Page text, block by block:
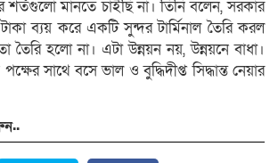
শর্তগুলো মানতে চাইছি না। তিনি বলেন, সরকার
ব্যয় করে একটি সুন্দর টার্মিনাল তৈরি করল
হলো না। এটা উন্নয়ন নয়, উন্নয়নে বাধা।
সাথে বসে ভাল ও বুদ্ধিদীপ্ত সিদ্ধান্ত নেয়ার